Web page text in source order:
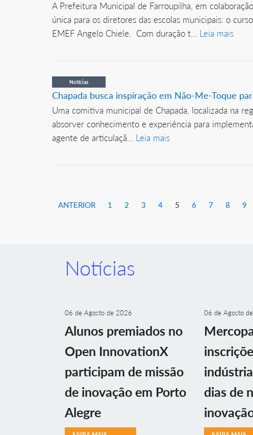
A Prefeitura Municipal de Farroupilha, em
única para os diretores das escolas municipais: o
EMEF Angelo Chiele. Com duração t... Leia mais
Notícias
Chapada busca inspiração em Não-Me-Toque
Uma comitiva municipal de Chapada, localizada na
absorver conhecimento e experiência para
agente de articulaçã... Leia mais
ANTERIOR 1 2 3 4 5 6 7 8 9
Notícias
06 de Agosto de 2026
Alunos premiados no
Open InnovationX
participam de missão
de inovação em Porto
Alegre
06 de Agosto
dias de